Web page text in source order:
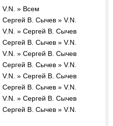
V.N. » Всем
Сергей В. Сычев » V.N.
V.N. » Сергей В. Сычев
Сергей В. Сычев » V.N.
V.N. » Сергей В. Сычев
Сергей В. Сычев » V.N.
V.N. » Сергей В. Сычев
Сергей В. Сычев » V.N.
V.N. » Сергей В. Сычев
Сергей В. Сычев » V.N.